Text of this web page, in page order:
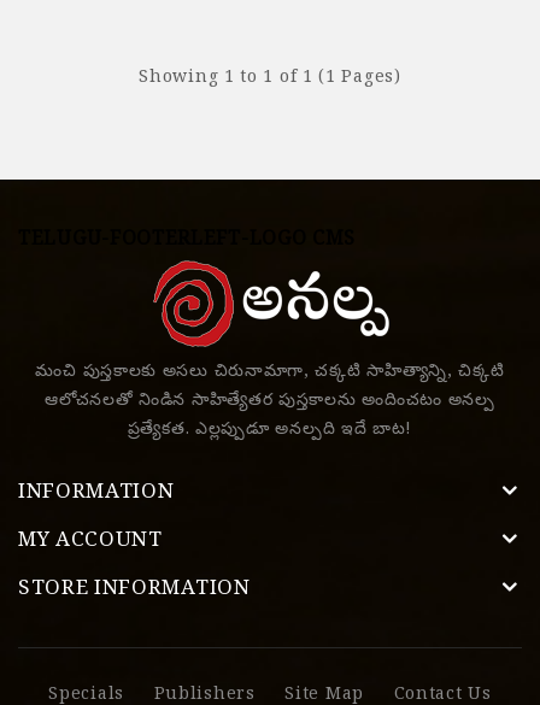
Showing 1 to 1 of 1 (1 Pages)
మంచి పుస్తకాలకు అసలు చిరునామాగా, చక్కటి సాహిత్యాన్ని, చిక్కటి
ఆలోచనలతో నిండిన సాహిత్యేతర పుస్తకాలను అందించటం అనల్ప
ప్రత్యేకత. ఎల్లప్పుడూ అనల్పది ఇదే బాట!
INFORMATION
MY ACCOUNT
STORE INFORMATION
Specials Publishers Site Map Contact Us